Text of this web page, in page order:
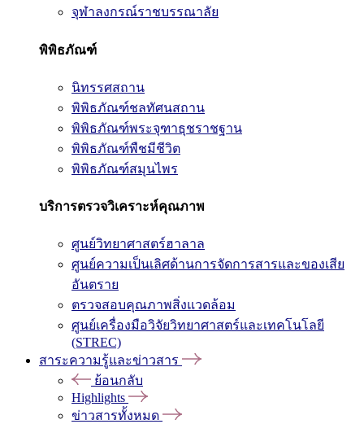
จุฬาลงกรณ์ราชบรรณาลัย
พิพิธภัณฑ์
นิทรรศสถาน
พิพิธภัณฑ์ชลทัศนสถาน
พิพิธภัณฑ์พระจุฑาธุชราชฐาน
พิพิธภัณฑ์พืชมีชีวิต
พิพิธภัณฑ์สมุนไพร
บริการตรวจวิเคราะห์คุณภาพ
ศูนย์วิทยาศาสตร์ฮาลาล
ศูนย์ความเป็นเลิศด้านการจัดการสารและของเสีย
อันตราย
ตรวจสอบคุณภาพสิ่งแวดล้อม
ศูนย์เครื่องมือวิจัยวิทยาศาสตร์และเทคโนโลยี
(STREC)
สาระความรู้และข่าวสาร
ย้อนกลับ
Highlights
ข่าวสารทั้งหมด